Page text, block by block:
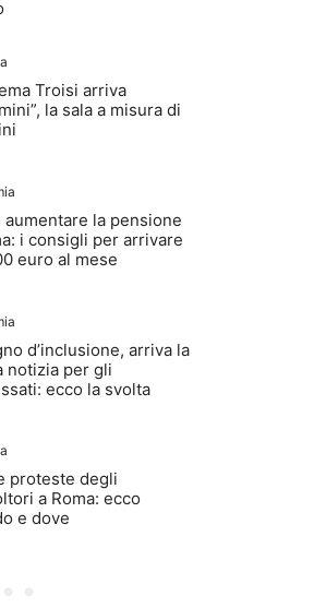
Troisi arriva
la sala a misura di
aumentare la pensione
i consigli per arrivare
euro al mese
d’inclusione, arriva la
notizia per gli
ecco la svolta
proteste degli
a Roma: ecco
e dove